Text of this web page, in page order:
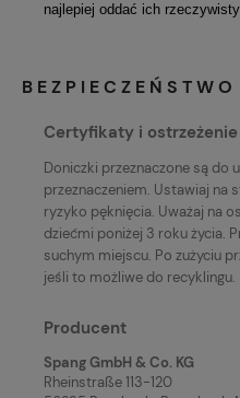
najlepiej oddać ich
BEZPIECZEŃSTWO
Certyfikaty i
Doniczki przeznaczone są do
przeznaczeniem. Ustawiaj na
ryzyko pęknięcia. Uważaj na
dziećmi poniżej 3 roku życia.
suchym miejscu. Po zużyciu
jeśli to możliwe do recyklingu.
Producent
Spang GmbH & Co. KG
Rheinstraße 113-120